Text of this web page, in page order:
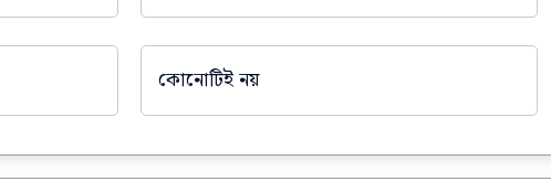
কোনোটিই নয়